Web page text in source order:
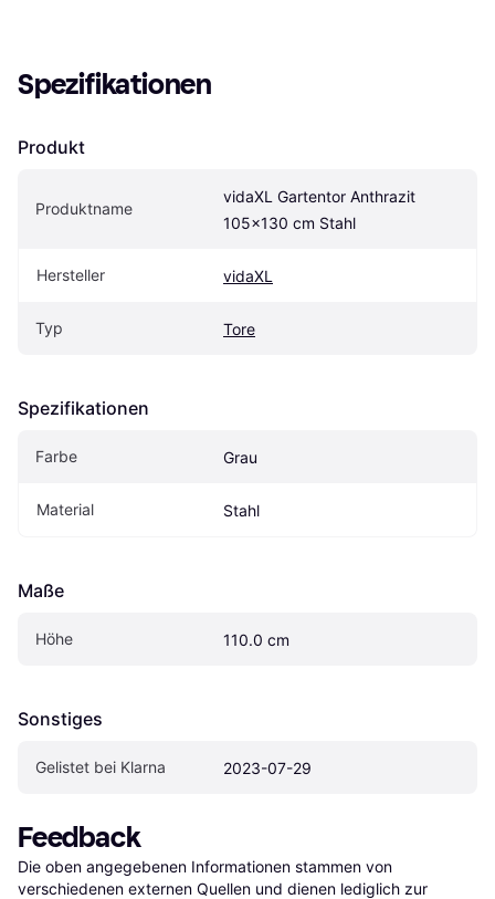
Spezifikationen
Produkt
Produktname
vidaXL Gartentor Anthrazit
105x130 cm Stahl
Hersteller vidaXL
Typ Tore
Spezifikationen
Farbe Grau
Material Stahl
Maße
Höhe 110.0 cm
Sonstiges
Gelistet bei Klarna 2023-07-29
Feedback
Die oben angegebenen Informationen stammen von
verschiedenen externen Quellen und dienen lediglich zur